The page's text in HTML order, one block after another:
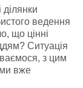
ведення
що цінні
Ситуація
з цим
вже